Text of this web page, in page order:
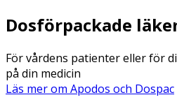
Dosförpackade
För vårdens patienter eller för
på din medicin
Läs mer om Apodos och Dospac